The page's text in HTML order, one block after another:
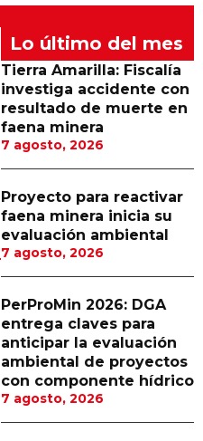
Lo último del mes
Tierra Amarilla: Fiscalía
investiga accidente con
resultado de muerte en
faena minera
7 agosto, 2026
Proyecto para reactivar
faena minera inicia su
evaluación ambiental
7 agosto, 2026
PerProMin 2026: DGA
entrega claves para
anticipar la evaluación
ambiental de proyectos
con componente hídrico
7 agosto, 2026